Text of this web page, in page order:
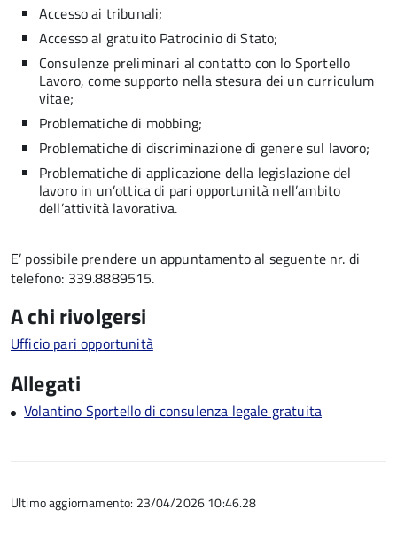
Accesso ai tribunali;
Accesso al gratuito Patrocinio di Stato;
Consulenze preliminari al contatto con lo Sportello
Lavoro, come supporto nella stesura dei un curriculum
vitae;
Problematiche di mobbing;
Problematiche di discriminazione di genere sul lavoro;
Problematiche di applicazione della legislazione del
lavoro in un’ottica di pari opportunità nell’ambito
dell’attività lavorativa.
E’ possibile prendere un appuntamento al seguente nr. di
telefono: 339.8889515.
A chi rivolgersi
Ufficio pari opportunità
Allegati
Volantino Sportello di consulenza legale gratuita
Ultimo aggiornamento: 23/04/2026 10:46.28